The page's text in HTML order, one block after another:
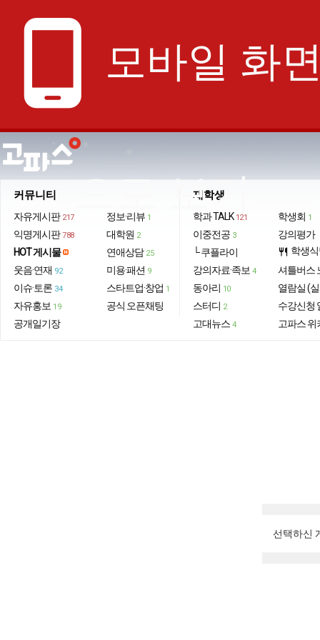
phone_android 모바일 화
으로 보기
커뮤니티
자유게시판 217
익명게시판 788
HOT 게시물
웃음·연재 92
이슈·토론 34
자유홍보 19
공개일기장
정보·리뷰 1
대학원 2
연애상담 25
미용·패션 9
스타트업·창업 1
공식 오픈채팅
재학생
학과 TALK 121
이중전공 3
└ 쿠플라이
강의자료·족보 4
동아리 10
스터디 2
고대뉴스 4
학생회 1
강의평가
restaurant 학생
셔틀버스
열람실 (
수강신청
고파스 위
선택하신